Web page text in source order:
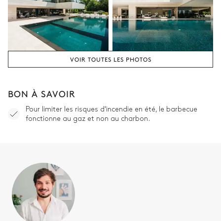
VOIR TOUTES LES PHOTOS
BON À SAVOIR
Pour limiter les risques d'incendie en été, le barbecue
fonctionne au gaz et non au charbon.